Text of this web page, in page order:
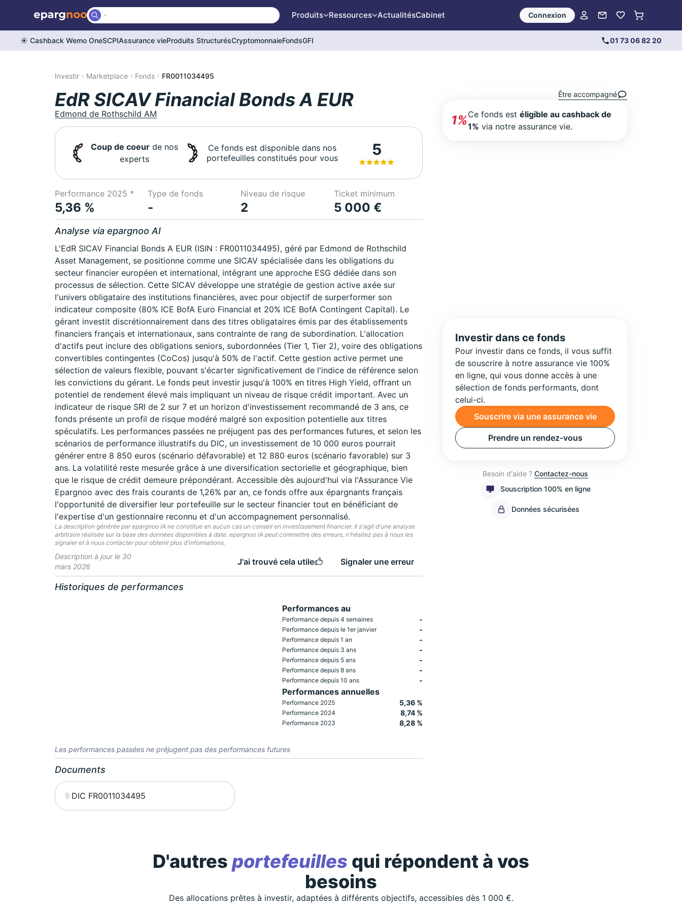
Produits Ressources ActualitésCabinet Connexion
☀️ Cashback Wemo OneSCPIAssurance vieProduits StructurésCryptomonnaieFondsGFI 01 73 06 82 20
Investir Marketplace Fonds FR0011034495
EdR SICAV Financial Bonds A EUR
Edmond de Rothschild AM
Coup de coeurde nos
experts
Ce fonds est disponible dans nos
portefeuilles constitués pour vous
5
Performance 2025 *
5,36 %
Type de fonds
-
Niveau de risque
2
Ticket minimum
5 000 €
Analyse via epargnoo AI
L'EdR SICAV Financial Bonds A EUR (ISIN : FR0011034495), géré par Edmond de Rothschild
Asset Management, se positionne comme une SICAV spécialisée dans les obligations du
secteur financier européen et international, intégrant une approche ESG dédiée dans son
processus de sélection. Cette SICAV développe une stratégie de gestion active axée sur
l'univers obligataire des institutions financières, avec pour objectif de surperformer son
indicateur composite (80% ICE BofA Euro Financial et 20% ICE BofA Contingent Capital). Le
gérant investit discrétionnairement dans des titres obligataires émis par des établissements
financiers français et internationaux, sans contrainte de rang de subordination. L'allocation
d'actifs peut inclure des obligations seniors, subordonnées (Tier 1, Tier 2), voire des obligations
convertibles contingentes (CoCos) jusqu'à 50% de l'actif. Cette gestion active permet une
sélection de valeurs flexible, pouvant s'écarter significativement de l'indice de référence selon
les convictions du gérant. Le fonds peut investir jusqu'à 100% en titres High Yield, offrant un
potentiel de rendement élevé mais impliquant un niveau de risque crédit important. Avec un
indicateur de risque SRI de 2 sur 7 et un horizon d'investissement recommandé de 3 ans, ce
fonds présente un profil de risque modéré malgré son exposition potentielle aux titres
spéculatifs. Les performances passées ne préjugent pas des performances futures, et selon les
scénarios de performance illustratifs du DIC, un investissement de 10 000 euros pourrait
générer entre 8 850 euros (scénario défavorable) et 12 880 euros (scénario favorable) sur 3
ans. La volatilité reste mesurée grâce à une diversification sectorielle et géographique, bien
que le risque de crédit demeure prépondérant. Accessible dès aujourd'hui via l'Assurance Vie
Epargnoo avec des frais courants de 1,26% par an, ce fonds offre aux épargnants français
l'opportunité de diversifier leur portefeuille sur le secteur financier tout en bénéficiant de
l'expertise d'un gestionnaire reconnu et d'un accompagnement personnalisé.
La description générée par epargnoo IA ne constitue en aucun cas un conseil en investissement financier. Il s'agit d'une analyse
arbitraire réalisée sur la base des données disponibles à date. epargnoo IA peut commettre des erreurs, n'hésitez pas à nous les
signaler et à nous contacter pour obtenir plus d'informations.
Description à jour le 30
mars 2026
J'ai trouvé cela utile Signaler une erreur
Historiques de performances
Performances au
Performance depuis 4 semaines -
Performance depuis le 1er janvier -
Performance depuis 1 an -
Performance depuis 3 ans -
Performance depuis 5 ans -
Performance depuis 8 ans -
Performance depuis 10 ans -
Performances annuelles
Performance 2025 5,36 %
Performance 2024 8,74 %
Performance 2023 8,28 %
Les performances passées ne préjugent pas des performances futures
Documents
DIC FR0011034495
Être accompagné
1%Ce fonds estéligible au cashback de
1% via notre assurance vie.
Investir dans ce fonds
Pour investir dans ce fonds, il vous suffit
de souscrire à notre assurance vie 100%
en ligne, qui vous donne accès à une
sélection de fonds performants, dont
celui-ci.
Souscrire via une assurance vie
Prendre un rendez-vous
Besoin d'aide ? Contactez-nous
Souscription 100% en ligne
Données sécurisées
D'autres portefeuilles qui répondent à vos
besoins
Des allocations prêtes à investir, adaptées à différents objectifs, accessibles dès 1 000 €.